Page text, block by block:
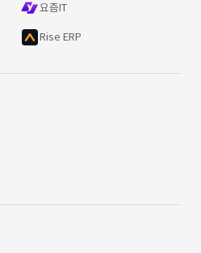
요즘IT
Rise ERP